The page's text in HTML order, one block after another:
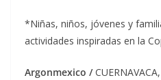
*Niñas, niños, jóvenes y
actividades inspiradas en la
Argonmexico /